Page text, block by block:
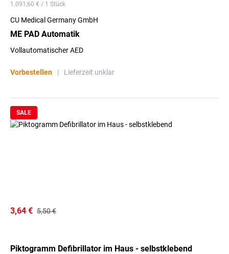
1.091,60 € / 1 Stück
CU Medical Germany GmbH
ME PAD Automatik
Vollautomatischer AED
Vorbestellen | Lieferzeit unklar
SALE
3,64 € 5,50 €
Piktogramm Defibrillator im Haus - selbstklebend